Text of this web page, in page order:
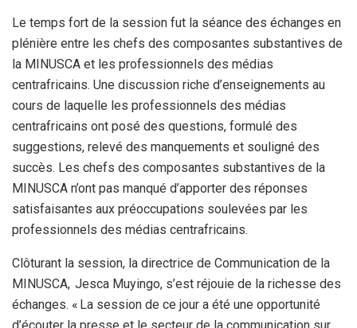
Le temps fort de la session fut la séance des échanges en
plénière entre les chefs des composantes substantives de
la MINUSCA et les professionnels des médias
centrafricains. Une discussion riche d’enseignements au
cours de laquelle les professionnels des médias
centrafricains ont posé des questions, formulé des
suggestions, relevé des manquements et souligné des
succès. Les chefs des composantes substantives de la
MINUSCA n’ont pas manqué d’apporter des réponses
satisfaisantes aux préoccupations soulevées par les
professionnels des médias centrafricains.
Clôturant la session, la directrice de Communication de la
MINUSCA, Jesca Muyingo, s’est réjouie de la richesse des
échanges. « La session de ce jour a été une opportunité